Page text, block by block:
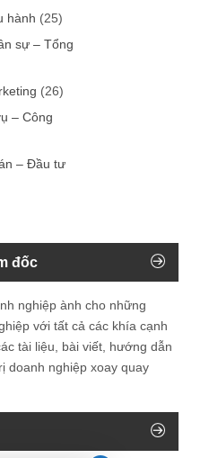
hành (25)
sự – Tổng
(26)
– Công
– Đầu tư
đốc
nghiệp ành cho những
với tất cả các khía cạnh
tài liệu, bài viết, hướng dẫn
doanh nghiệp xoay quay